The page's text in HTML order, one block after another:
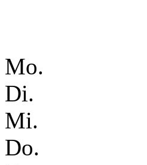
Mo.
Di.
Mi.
Do.